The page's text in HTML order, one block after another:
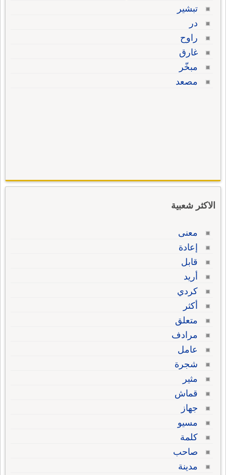
تبشير
در
راوح
غارق
مبخّر
مصعد
الاكثر شعبية
معنى
إعادة
قابل
أريد
كردي
أكثر
متعلق
مرادف
عامل
شجرة
مثير
قماش
جهاز
مسيو
كلمة
صاحب
مدينة